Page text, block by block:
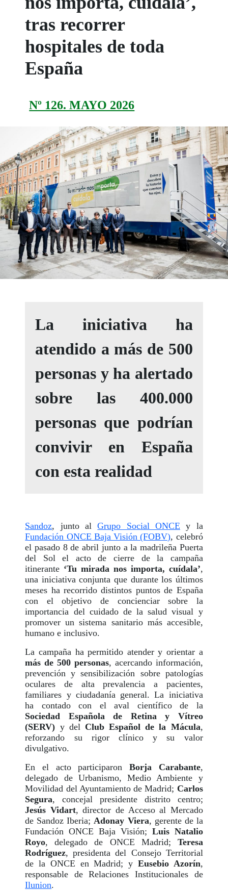
tras recorrer
hospitales de toda
España
Nº 126. MAYO 2026
La iniciativa ha
atendido a más de 500
personas y ha alertado
sobre las 400.000
personas que podrían
convivir en España
con esta realidad
Sandoz, junto alGrupo Social ONCE y la
Fundación ONCE Baja Visión (FOBV), celebró
el pasado 8 de abril junto a la madrileña Puerta
del Sol el acto de cierre de la campaña
itinerante ‘Tu mirada nos importa, cuídala’,
una iniciativa conjunta que durante los últimos
meses ha recorrido distintos puntos de España
con el objetivo de concienciar sobre la
importancia del cuidado de la salud visual y
promover un sistema sanitario más accesible,
humano e inclusivo.
La campaña ha permitido atender y orientar a
más de 500 personas, acercando información,
prevención y sensibilización sobre patologías
oculares de alta prevalencia a pacientes,
familiares y ciudadanía general. La iniciativa
ha contado con el aval científico de la
Sociedad Española de Retina y Vítreo
(SERV) y del Club Español de la Mácula,
reforzando su rigor clínico y su valor
divulgativo.
En el acto participaron Borja Carabante,
delegado de Urbanismo, Medio Ambiente y
Movilidad del Ayuntamiento de Madrid; Carlos
Segura, concejal presidente distrito centro;
Jesús Vidart, director de Acceso al Mercado
de Sandoz Iberia;Adonay Viera, gerente de la
Fundación ONCE Baja Visión; Luis Natalio
Royo, delegado de ONCE Madrid; Teresa
Rodríguez, presidenta del Consejo Territorial
de la ONCE en Madrid; y Eusebio Azorín,
responsable de Relaciones Institucionales de
Ilunion.